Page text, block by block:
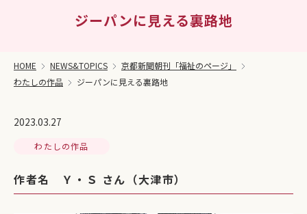
ジーパンに見える裏路地
HOME NEWS&TOPICS
京都新聞朝刊「福祉のページ」
わたしの作品
ジーパンに見える裏路地
2023.03.27
わたしの作品
作者名 Ｙ・Ｓ さん（大津市）